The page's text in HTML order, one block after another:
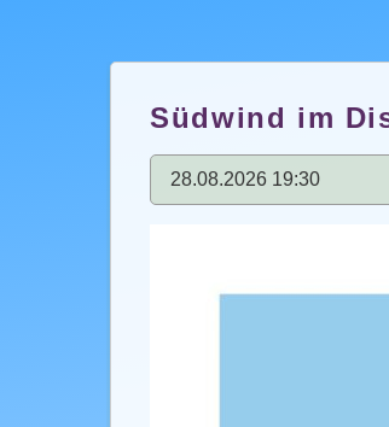
Südwind im
28.08.2026 19:30